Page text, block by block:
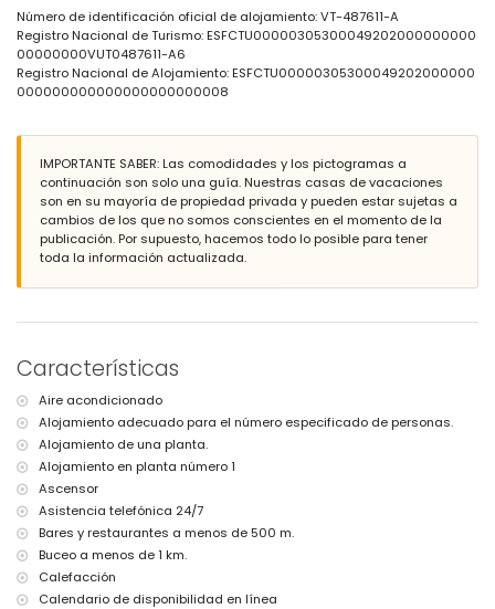
piscina comunitaria ovalada de 20 m x 7 m
piscina infantil
jardín comunitario con césped
área de estar exterior
plaza de aparcamiento cubierta privada
apartamento)
orilla más cercana: Playa de la Olla, Altea (a menos de 100 metros
del apartamento)
playa más cercana: Playa de la Olla (a menos de 100 metros del
apartamento)
puerto más cercano: Puerto Senso (a menos de 500 metros del
no se admiten mascotas
El alojamiento es muy adecuado para familias con niños y para
sesiones fotográficas.
Servicios e instalaciones incluidos en el precio del alquiler del
apartamento
internet (WiFi)
aspiradora y plancha con tabla de planchar
ropa de cama y toallas
servicio de recepción y servicio de emergencia 24 horas
Servicios e instalaciones con coste adicional
Número de identificación oficial de alojamiento: VT-487611-A
Registro Nacional de Turismo: ESFCTU00000305300049202000000000
00000000VUT0487611-A6
Registro Nacional de Alojamiento: ESFCTU00000305300049202000000
000000000000000000000008
IMPORTANTE SABER: Las comodidades y los pictogramas a
continuación son solo una guía. Nuestras casas de vacaciones
son en su mayoría de propiedad privada y pueden estar sujetas a
cambios de los que no somos conscientes en el momento de la
publicación. Por supuesto, hacemos todo lo posible para tener
toda la información actualizada.
Características
Aire acondicionado
Alojamiento adecuado para el número especificado de personas.
Alojamiento de una planta.
Alojamiento en planta número 1
Ascensor
Asistencia telefónica 24/7
Bares y restaurantes a menos de 500 m.
Buceo a menos de 1 km.
Calefacción
Calendario de disponibilidad en línea